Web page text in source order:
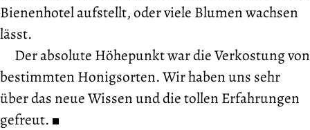
Bienenhotel aufstellt, oder viele Blumen wachsen
lässt.
Der absolute Höhepunkt war die Verkostung von
bestimmten Honigsorten. Wir haben uns sehr
über das neue Wissen und die tollen Erfahrungen
gefreut.